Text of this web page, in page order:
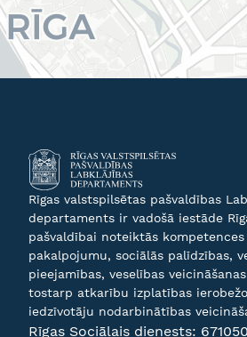
Rīgas valstspilsētas pašvaldības
departaments ir vadošā iestāde
pašvaldībai noteiktās
pakalpojumu, sociālās palīdzības,
pieejamības, veselības
tostarp atkarību izplatības
iedzīvotāju nodarbinātības
Rīgas Sociālais dienests: